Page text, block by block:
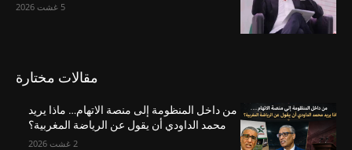
5 غشت 2026
مقالات مختارة
من داخل المنظومة إلى منصة الاتهام… ماذا يريد
محمد الداودي أن يقول عن الرياضة المغربية؟
2 غشت 2026